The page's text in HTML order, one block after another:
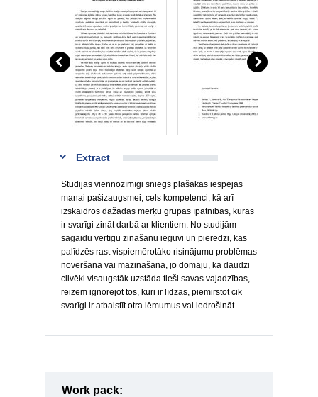
Extract
Studijas viennozīmīgi sniegs plašākas iespējas
manai pašizaugsmei, cels kompetenci, kā arī
izskaidros dažādas mērķu grupas īpatnības, kuras
ir svarīgi zināt darbā ar klientiem. No studijām
sagaidu vērtīgu zināšanu ieguvi un pieredzi, kas
palīdzēs rast vispiemērotāko risinājumu problēmas
novēršanā vai mazināšanā, jo domāju, ka daudzi
cilvēki visaugstāk uzstāda tieši savas vajadzības,
reizēm ignorējot tos, kuri ir līdzās, piemirstot cik
svarīgi ir atbalstīt otra lēmumus vai iedrošināt.…
Work pack: